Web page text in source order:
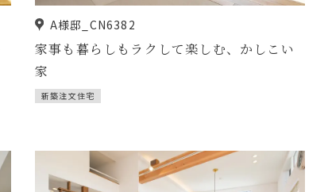
A様邸_CN6382
家事も暮らしもラクして楽しむ、かしこい
家
新築注文住宅